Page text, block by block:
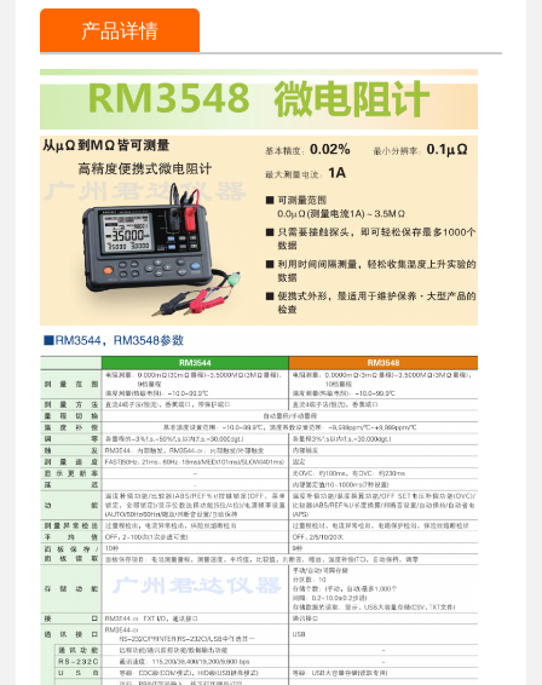
线+接触）的电阻
测量
保护测试
产品详情